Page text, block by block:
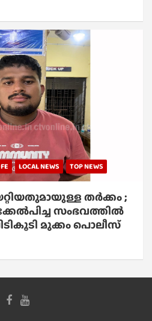
LOCAL NEWS TOP NEWS
തർക്കം ;
സംഭവത്തിൽ
മുക്കം പൊലീസ്